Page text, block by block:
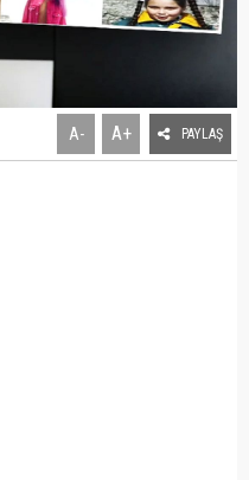
A- A+ PAYLAŞ